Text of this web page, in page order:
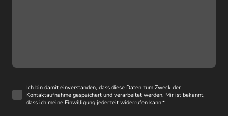
Ich bin damit einverstanden, dass diese Daten zum Zweck der
Kontaktaufnahme gespeichert und verarbeitet werden. Mir ist bekannt,
dass ich meine Einwilligung jederzeit widerrufen kann.*